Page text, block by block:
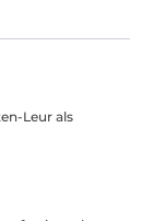
Leur als